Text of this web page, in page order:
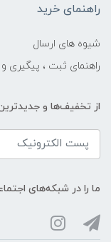
راهنمای خرید
شیوه های ارسال
راهنمای ثبت ،
از تخفیف‌ها و
ما را در شبکه‌های